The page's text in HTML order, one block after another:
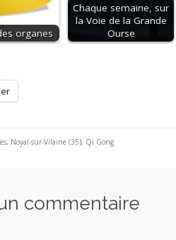
organes
Chaque semaine, sur
la Voie de la Grande
Ourse
, Noyal-sur-Vilaine (35), Qi Gong
commentaire